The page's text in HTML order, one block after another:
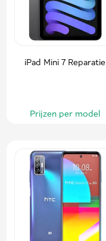
iPad Mini 7 Reparatie
Prijzen per model